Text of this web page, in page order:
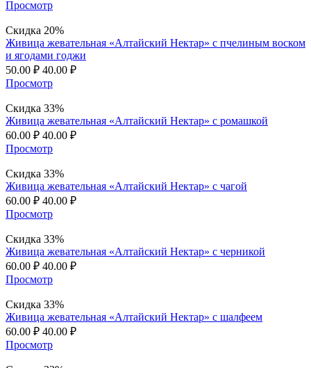
Просмотр
Скидка 20%
Живица жевательная «Алтайский Нектар» с пчелиным воском
и ягодами годжи
50.00 ₽ 40.00 ₽
Просмотр
Скидка 33%
Живица жевательная «Алтайский Нектар» с ромашкой
60.00 ₽ 40.00 ₽
Просмотр
Скидка 33%
Живица жевательная «Алтайский Нектар» с чагой
60.00 ₽ 40.00 ₽
Просмотр
Скидка 33%
Живица жевательная «Алтайский Нектар» с черникой
60.00 ₽ 40.00 ₽
Просмотр
Скидка 33%
Живица жевательная «Алтайский Нектар» с шалфеем
60.00 ₽ 40.00 ₽
Просмотр